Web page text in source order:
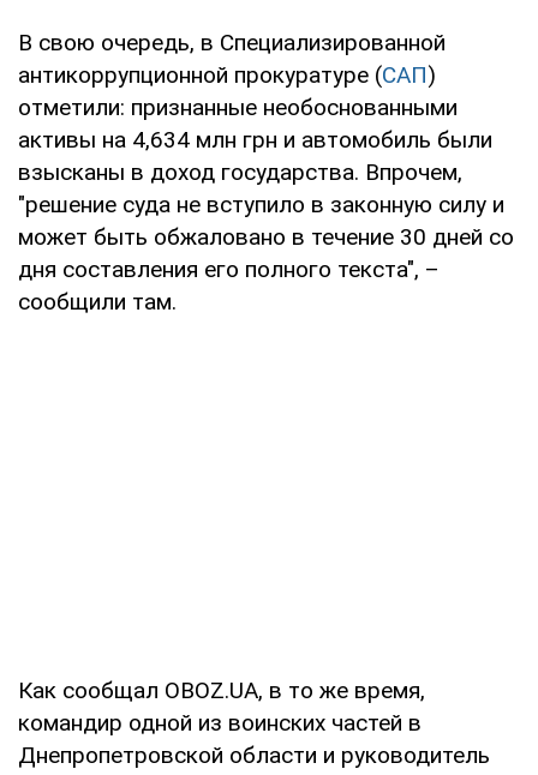
В свою очередь, в Специализированной
антикоррупционной прокуратуре (САП)
отметили: признанные необоснованными
активы на 4,634 млн грн и автомобиль были
взысканы в доход государства. Впрочем,
"решение суда не вступило в законную силу и
может быть обжаловано в течение 30 дней со
дня составления его полного текста", –
сообщили там.
Как сообщал OBOZ.UA, в то же время,
командир одной из воинских частей в
Днепропетровской области и руководитель